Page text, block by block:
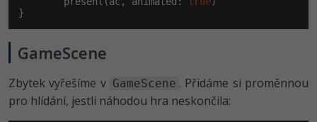
}
GameScene
Zbytek vyřešíme v GameScene . Přidáme si proměnnou
pro hlídání, jestli náhodou hra neskončila: